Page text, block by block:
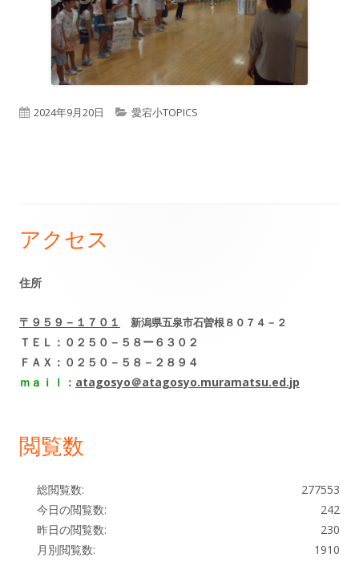
公
2024年9月20日
カ
愛宕小TOPICS
メ
イ
サ
イ
バ
ー
アクセス
住所
〒９５９－１７０１ 新潟県五泉市石曽根８０７４－２
ＴＥＬ：０２５０－５８ー６３０２
ＦＡＸ：０２５０－５８－２８９４
ｍａｉｌ： atagosyo＠atagosyo.muramatsu.ed.jp
閲覧数
277553
総閲覧数:
242
今日の閲覧数:
230
昨日の閲覧数:
1910
月別閲覧数: